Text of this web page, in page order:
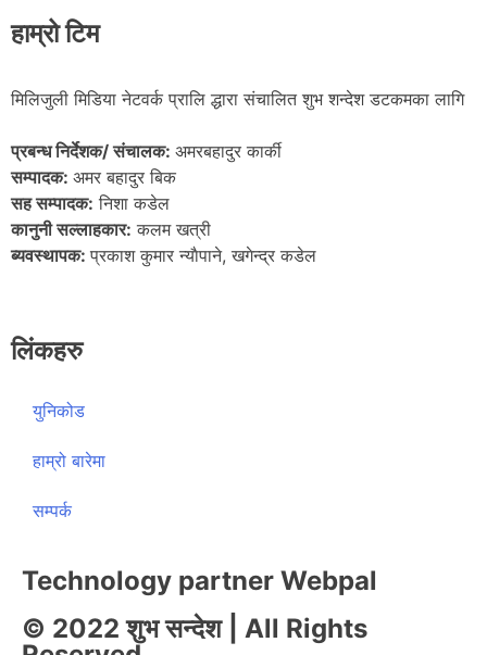
हाम्रो टिम
मिलिजुली मिडिया नेटवर्क प्रालि द्धारा संचालित शुभ शन्देश डटकमका लागि
प्रबन्ध निर्देशक/ संचालक: अमरबहादुर कार्की
सम्पादक: अमर बहादुर बिक
सह सम्पादक: निशा कडेल
कानुनी सल्लाहकार: कलम खत्री
ब्यवस्थापक:प्रकाश कुमार न्याैपाने, खगेन्द्र कडेल
लिंकहरु
युनिकोड
हाम्रो बारेमा
सम्पर्क
© 2022 शुभ सन्देश | All Rights
Technology partner Webpal